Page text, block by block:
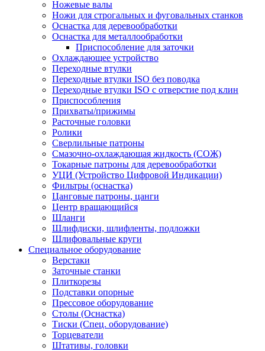
Ножевые валы
Ножи для строгальных и фуговальных станков
Оснастка для деревообработки
Оснастка для металлообработки
Приспособление для заточки
Охлаждающее устройство
Переходные втулки
Переходные втулки ISO без поводка
Переходные втулки ISO с отверстие под клин
Приспособления
Прихваты/прижимы
Расточные головки
Ролики
Сверлильные патроны
Смазочно-охлаждающая жидкость (СОЖ)
Токарные патроны для деревообработки
УЦИ (Устройство Цифровой Индикации)
Фильтры (оснастка)
Цанговые патроны, цанги
Центр вращающийся
Шланги
Шлифдиски, шлифленты, подложки
Шлифовальные круги
Специальное оборудование
Верстаки
Заточные станки
Плиткорезы
Подставки опорные
Прессовое оборудование
Столы (Оснастка)
Тиски (Спец. оборудование)
Торцеватели
Штативы, головки